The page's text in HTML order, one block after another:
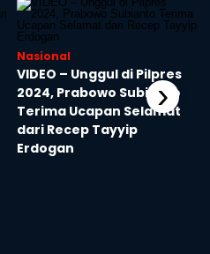
Nasional
VIDEO – Unggul di Pilpres
2024, Prabowo Subianto
Terima Ucapan Selamat
dari Recep Tayyip
Erdogan
›